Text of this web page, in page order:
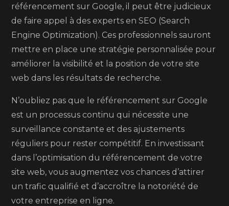
référencement sur Google, il peut être judicieux
de faire appel à des experts en SEO (Search
Engine Optimization). Ces professionnels sauront
mettre en place une stratégie personnalisée pour
améliorer la visibilité et la position de votre site
web dans les résultats de recherche.
N’oubliez pas que le référencement sur Google
est un processus continu qui nécessite une
surveillance constante et des ajustements
réguliers pour rester compétitif. En investissant
dans l’optimisation du référencement de votre
site web, vous augmentez vos chances d’attirer
un trafic qualifié et d’accroître la notoriété de
votre entreprise en ligne.